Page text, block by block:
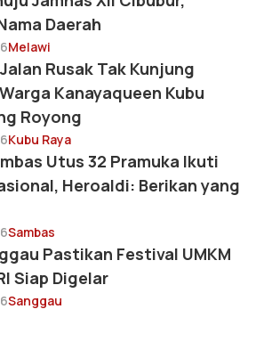
Daerah
Melawi
Rusak Tak Kunjung
Kanayaqueen Kubu
Royong
Kubu Raya
Utus 32 Pramuka Ikuti
Heroaldi: Berikan yang
Sambas
Pastikan Festival UMKM
Siap Digelar
Sanggau